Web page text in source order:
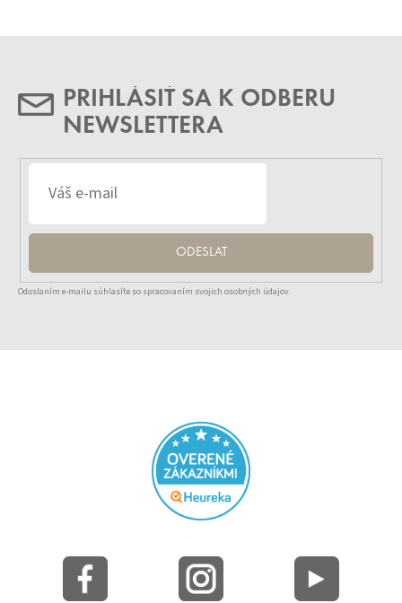
PRIHLÁSIŤ SA K ODBERU
NEWSLETTERA
ODESLAT
Odoslaním e-mailu súhlasíte so spracovaním svojich osobných údajov.